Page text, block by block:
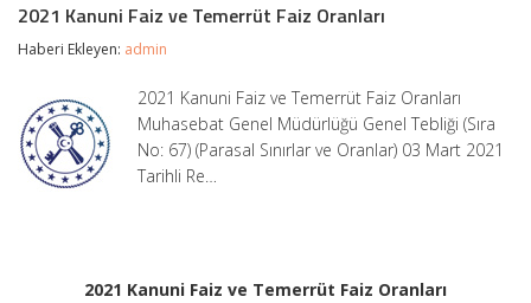
Faiz
ve
Oranları
için
2021 Kanuni Faiz ve Temerrüt Faiz Oranları
Haberi Ekleyen: admin
2021 Kanuni Faiz ve Temerrüt Faiz Oranları
Muhasebat Genel Müdürlüğü Genel Tebliği (Sıra
No: 67) (Parasal Sınırlar ve Oranlar) 03 Mart 2021
Tarihli Re…
2021 Kanuni Faiz ve Temerrüt Faiz Oranları